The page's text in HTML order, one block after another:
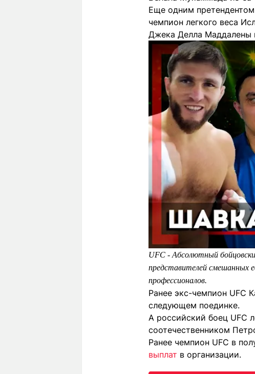
Еще одним претендентом
чемпион легкого веса
Джека Делла Маддалены
UFC - Абсолютный
представителей смешанных
профессионалов.
Ранее экс-чемпион UFC
следующем поединке.
А российский боец UFC
соотечественником
Ранее чемпион UFC в
выплат в организации.